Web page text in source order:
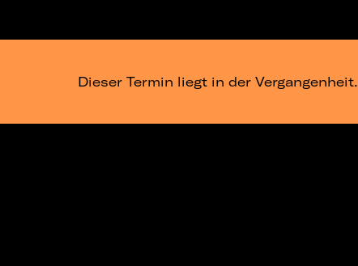
Dieser Termin liegt in der Vergangenheit.